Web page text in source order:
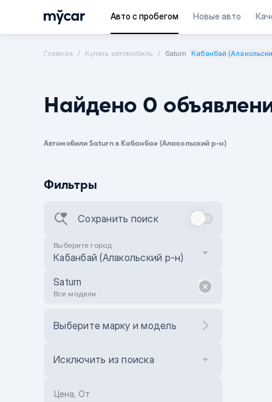
Авто с пробегом Новые авто
Главная Купить автомобиль Saturn Кабанбай
Найдено 0
Автомобили Saturn в Кабанбае (Алакольский р-н)
Фильтры
Сохранить поиск
Выберите город
Кабанбай (Алакольский р-н)
Saturn
Все модели
Выберите марку и модель
Исключить из поиска
Цена, От